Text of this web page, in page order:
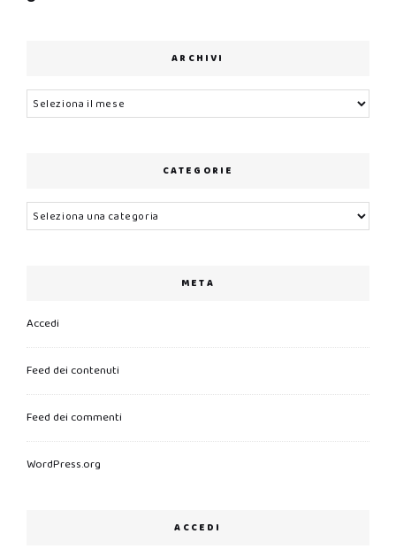
ARCHIVI
Archivi
CATEGORIE
Categorie
META
Accedi
Feed dei contenuti
Feed dei commenti
WordPress.org
ACCEDI